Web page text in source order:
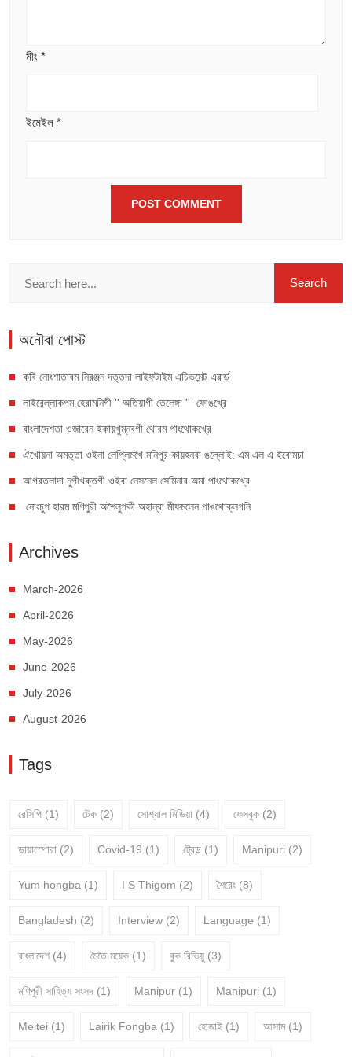
মীং *
ইমেইল *
অনৌবা পোস্ট
কবি নোংশাতাবম নিরঞ্জন দত্তদা লাইফটাইম এচিভমেন্ট এৱার্ড
লাইরেল্লাকপম হেরামনিগী '' অতিয়াগী তেলেঙ্গা '' ফোঙখ্রে
বাংলাদেশতা ওজারেন ইকায়খুম্নবগী থৌরম পাংথোকখ্রে
ঐখোয়না অমত্তা ওইনা লেপ্লিমখৈ মনিপুর কায়হনবা ঙল্লোই: এম এল এ ইবোমচা
আগরতলাদা নুপীখক্তগী ওইবা নেসনেল সেমিনার অমা পাংথোকখ্রে
নোংচুপ হারম মণিপুরী অশৈলুপকী অহান্বা মীফমলেন পাঙথোক্লগনি
Archives
March-2026
April-2026
May-2026
June-2026
July-2026
August-2026
Tags
রেসিপি (1) টেক (2) সোশ্যাল মিডিয়া (4) ফেসবুক (2)
ডায়াস্পোরা (2) Covid-19 (1) ট্রেন্ড (1) Manipuri (2)
Yum hongba (1) I S Thigom (2) শৈরেং (8)
Bangladesh (2) Interview (2) Language (1)
বাংলাদেশ (4) মৈতৈ ময়েক (1) বুক রিভিয়ু (3)
মণিপুরী সাহিত্য সংসদ (1) Manipur (1) Manipuri (1)
Meitei (1) Lairik Fongba (1) হোজাই (1) আসাম (1)